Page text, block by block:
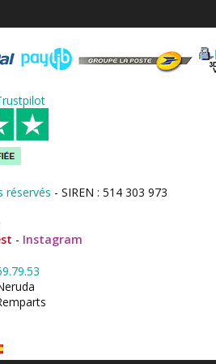
réservés - SIREN : 514 303 973
- Instagram